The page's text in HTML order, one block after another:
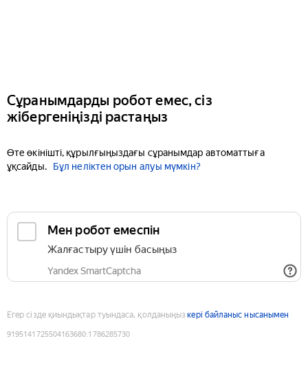
Сұранымдарды робот емес, сіз
жібергеніңізді растаңыз
Өте өкінішті, құрылғыңыздағы сұранымдар автоматтыға
ұқсайды.
Бұл неліктен орын алуы мүмкін?
Мен робот емеспін
Жалғастыру үшін басыңыз
Yandex SmartCaptcha
Егер сізде қиындықтар туындаса, қолданыңыз кері байланыс нысанымен
9195141725504163680:1786285730